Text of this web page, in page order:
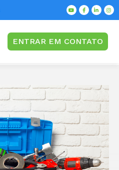
ENTRAR EM CONTATO